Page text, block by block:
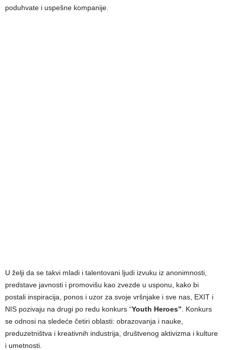
poduhvate i uspešne kompanije.
U želјi da se takvi mladi i talentovani lјudi izvuku iz anonimnosti,
predstave javnosti i promovišu kao zvezde u usponu, kako bi
postali inspiracija, ponos i uzor za svoje vršnjake i sve nas, EXIT i
NIS pozivaju na drugi po redu konkurs “Youth Heroes” . Konkurs
se odnosi na sledeće četiri oblasti: obrazovanja i nauke,
preduzetništva i kreativnih industrija, društvenog aktivizma i kulture
i umetnosti.